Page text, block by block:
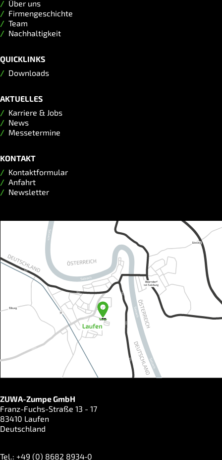
Über uns
Firmengeschichte
Team
Nachhaltigkeit
QUICKLINKS
Downloads
AKTUELLES
Karriere & Jobs
News
Messetermine
KONTAKT
Kontaktformular
Anfahrt
Newsletter
ZUWA-Zumpe GmbH
Franz-Fuchs-Straße 13 - 17
83410 Laufen
Deutschland
Tel.: +49 (0) 8682 8934‑0